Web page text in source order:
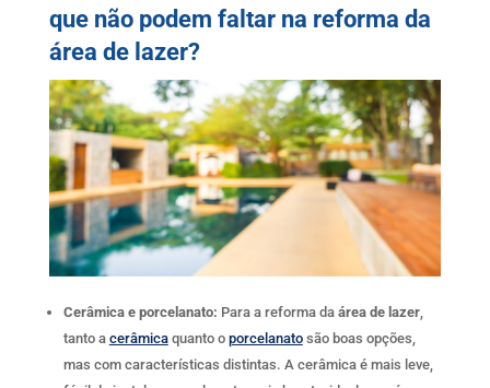
que não podem faltar na reforma da
área de lazer?
Cerâmica e porcelanato: Para a reforma da área de lazer,
tanto a cerâmicaquanto o porcelanatosão boas opções,
mas com características distintas. A cerâmica é mais leve,